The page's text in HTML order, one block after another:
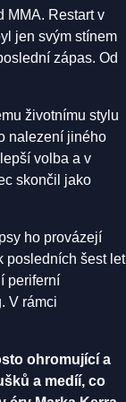
MMA. Restart v
jen svým stínem
zápas. Od
životnímu stylu
nalezení jiného
volba a v
skončil jako
ho provázejí
posledních šest let
periferní
V rámci
ohromující a
a medíí, co